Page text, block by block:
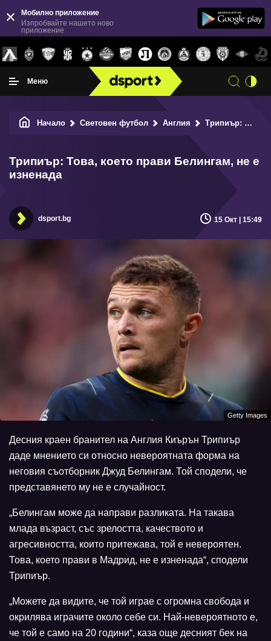
Мобилно приложение
Изпробвайте нашето ново
приложение
Меню
Начало Световен футбол Англия Трипиър: Това, което прави Белингам, не е изненада
Трипиър: Това, което прави Белингам, не е
изненада
dsport.bg 15 Окт | 15:49
Getty Images
Десния краен бранител на Англия Киърън Трипиър
даде мнението си относно невероятната форма на
неговия съотборник Джуд Белингам. Той сподели, че
представянето му не е случайност.
„Белингам може да направи разликата. На такава
млада възраст, със зрелостта, качеството и
агресивността, които притежава, той е невероятен.
Това, което прави в Мадрид, не е изненада“, сподели
Трипиър.
„Можете да видите, че той играе с огромна свобода и
окрилява играчите около себе си. Най-невероятното е,
че той е само на 20 години“, каза още десният бек на